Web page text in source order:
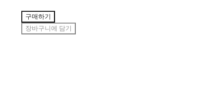
구매하기
장바구니에 담기